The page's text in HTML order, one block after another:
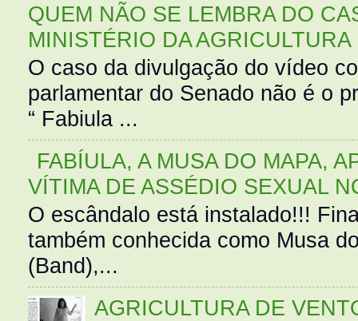
QUEM NÃO SE LEMBRA DO
MINISTÉRIO DA AGRICULTURA
O caso da divulgação do vídeo
parlamentar do Senado não é o
“ Fabiula ...
FABÍULA, A MUSA DO MAPA,
VÍTIMA DE ASSÉDIO SEXUAL
O escândalo está instalado!!!
também conhecida como Musa
(Band),...
AGRICULTURA DE